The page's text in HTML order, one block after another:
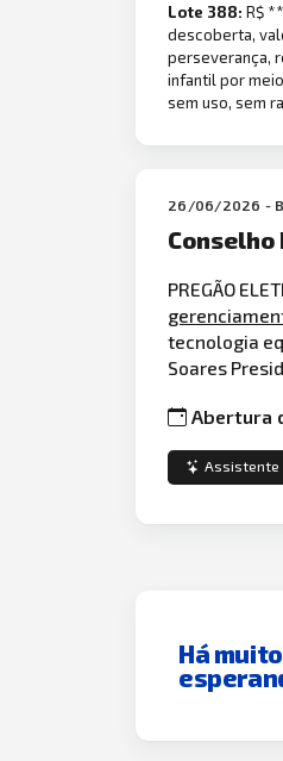
Lote 388:R$
descoberta,
perseverança,
infantil por
sem uso, sem
26/06/2026 -
Conselho
PREGÃO
tecnologia
Soares
Abertura
Assistente
Há